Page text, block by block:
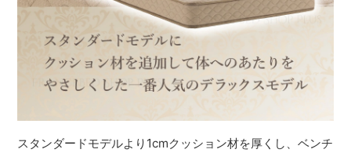
スタンダードモデルより1cmクッション材を厚くし、ベンチ